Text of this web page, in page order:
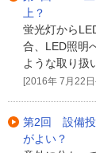
上？
蛍光灯から
合、LED照明
ような取り扱
[2016年 7月22
第2回 設備投
がよい？